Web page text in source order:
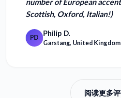
Scottish, Oxford, Italian!)
PD Philip D.
Garstang, United Kingdom
阅读更多